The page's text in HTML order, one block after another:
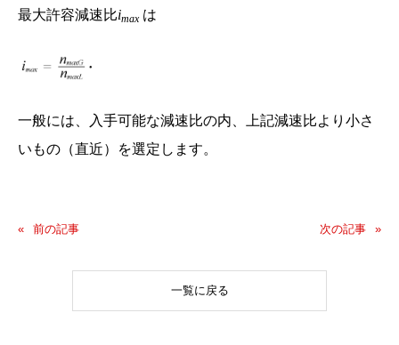
最大許容減速比imaxは
一般には、入手可能な減速比の内、上記減速比より小さ
いもの（直近）を選定します。
前の記事
一覧に戻る
次の記事